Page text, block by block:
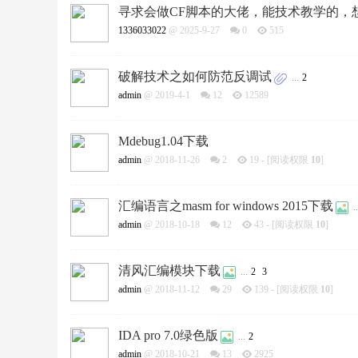
寻求会做CF脚本的大佬，能技术教学的，
1336033022 @ 2025-9-27 0 515
破解技术之如何防范反调试 ... 2
admin @ 2019-4-1 12 12589
Mdebug1.04下载
admin @ 2018-11-26 2 19 - [阅读权限 10]
汇编语言之masm for windows 2015下载
admin @ 2018-10-18 12 43 - [阅读权限 10]
清风汇编模块下载 ... 2 3
admin @ 2018-11-12 29 139 - [阅读权限 10]
IDA pro 7.0绿色版 ... 2
admin @ 2018-10-21 13 2925